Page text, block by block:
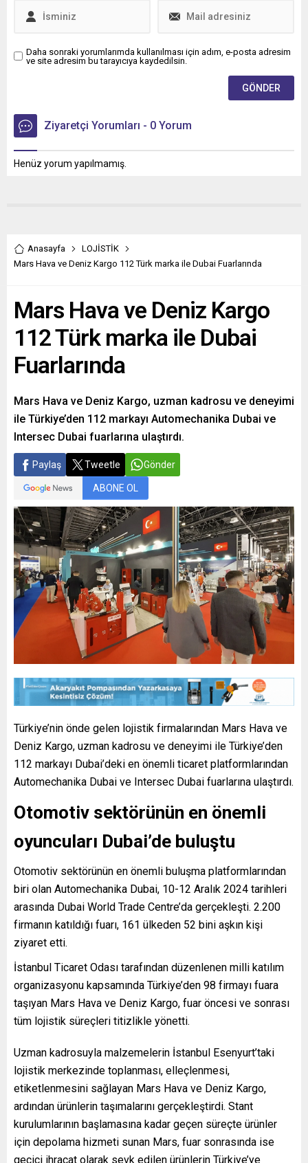
Daha sonraki yorumlarımda kullanılması için adım, e-posta adresim
ve site adresim bu tarayıcıya kaydedilsin.
Ziyaretçi Yorumları - 0 Yorum
Henüz yorum yapılmamış.
Anasayfa
LOJİSTİK
Mars Hava ve Deniz Kargo 112 Türk marka ile Dubai Fuarlarında
Mars Hava ve Deniz Kargo
112 Türk marka ile Dubai
Fuarlarında
Mars Hava ve Deniz Kargo, uzman kadrosu ve deneyimi
ile Türkiye’den 112 markayı Automechanika Dubai ve
Intersec Dubai fuarlarına ulaştırdı.
Paylaş Tweetle Gönder
ABONE OL
Türkiye’nin önde gelen lojistik firmalarından Mars Hava ve
Deniz Kargo, uzman kadrosu ve deneyimi ile Türkiye’den
112 markayı Dubai’deki en önemli ticaret platformlarından
Automechanika Dubai ve Intersec Dubai fuarlarına ulaştırdı.
Otomotiv sektörünün en önemli
oyuncuları Dubai’de buluştu
Otomotiv sektörünün en önemli buluşma platformlarından
biri olan Automechanika Dubai, 10-12 Aralık 2024 tarihleri
arasında Dubai World Trade Centre’da gerçekleşti. 2.200
firmanın katıldığı fuarı, 161 ülkeden 52 bini aşkın kişi
ziyaret etti.
İstanbul Ticaret Odası tarafından düzenlenen milli katılım
organizasyonu kapsamında Türkiye’den 98 firmayı fuara
taşıyan Mars Hava ve Deniz Kargo, fuar öncesi ve sonrası
tüm lojistik süreçleri titizlikle yönetti.
Uzman kadrosuyla malzemelerin İstanbul Esenyurt’taki
lojistik merkezinde toplanması, elleçlenmesi,
etiketlenmesini sağlayan Mars Hava ve Deniz Kargo,
ardından ürünlerin taşımalarını gerçekleştirdi. Stant
kurulumlarının başlamasına kadar geçen süreçte ürünler
için depolama hizmeti sunan Mars, fuar sonrasında ise
geçici ihracat olarak sevk edilen ürünlerin Türkiye’ye